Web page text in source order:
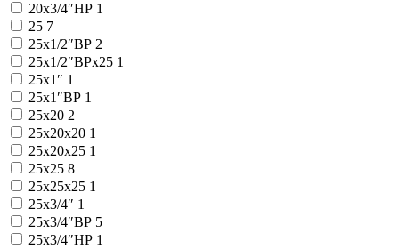
20х3/4″НР 1
25 7
25x1/2″ВР 2
25x1/2″ВРx25 1
25x1″ 1
25x1″ВР 1
25x20 2
25x20x20 1
25x20x25 1
25x25 8
25x25x25 1
25x3/4″ 1
25x3/4″ВР 5
25x3/4″НР 1